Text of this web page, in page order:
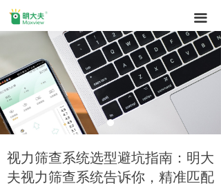
끀
视力筛查系统选型避坑指南：明大
夫视力筛查系统告诉你，精准匹配